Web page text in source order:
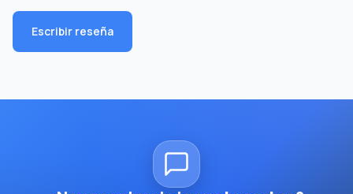
Escribir reseña